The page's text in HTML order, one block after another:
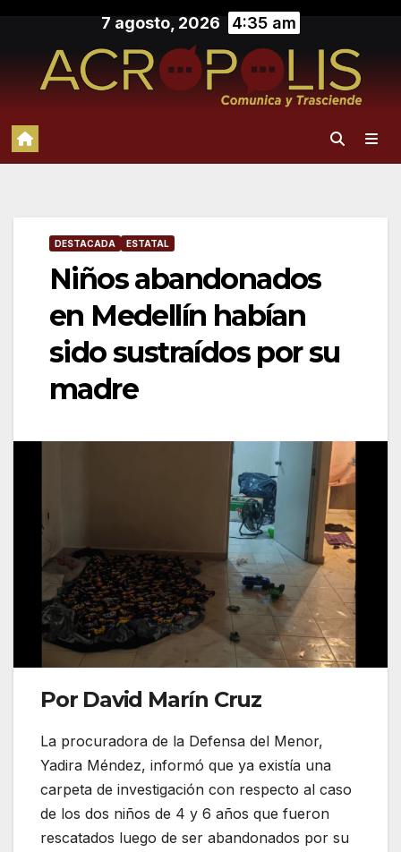
contenido
7 agosto, 2026 4:35 am
DESTACADA ESTATAL
Niños abandonados
en Medellín habían
sido sustraídos por su
madre
Por David Marín Cruz
La procuradora de la Defensa del Menor,
Yadira Méndez, informó que ya existía una
carpeta de investigación con respecto al caso
de los dos niños de 4 y 6 años que fueron
rescatados luego de ser abandonados por su